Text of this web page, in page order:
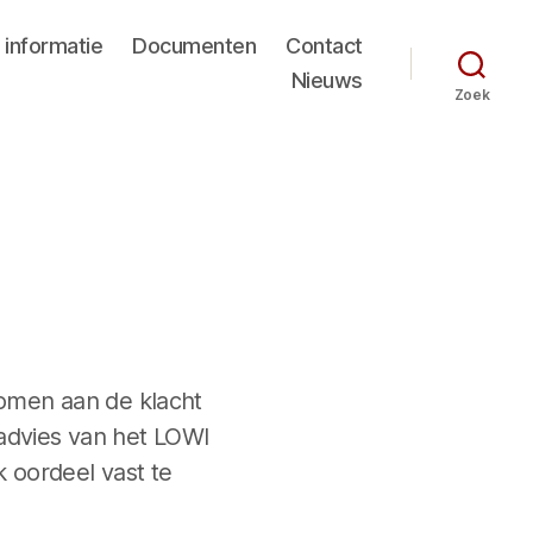
informatie Documenten
Contact
Nieuws
Zoek
aan de klacht
van het LOWI
oordeel vast te